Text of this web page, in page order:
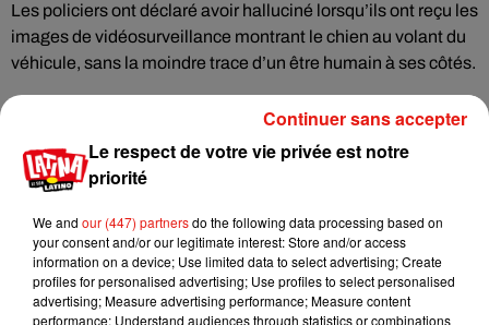
Les policiers ont déclaré avoir halluciné lorsqu’ils ont reçu les
images de vidéosurveillance montrant le chien au volant du
véhicule, sans la moindre trace d’un être humain à ses côtés.
Le montant de l'amende inconnu
Ces derniers ont d'ailleurs appelé les automobilistes à se
responsabiliser lorsqu'ils voyagent avec leurs animaux de
compagnie."Lors du transport d'un chien, veillez à la
sécurité de l'animal et de tout l'équipage dans la voiture
Le respect de votre vie privée est notre
priorité
We and our (447) partnersdo the following data processing based on
your consent and/or our legitimate interest: Store and/or access
information on a device; Use limited data to select advertising; Create
profiles for personalised advertising; Use profiles to select personalised
advertising; Measure advertising performance; Measure content
performance; Understand audiences through statistics or combinations
Continuer sans accepter